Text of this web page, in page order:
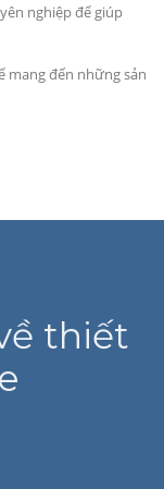
nghiệp để giúp
mang đến những sản
thiết